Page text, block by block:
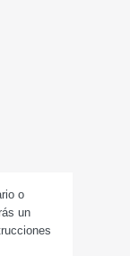
o
un